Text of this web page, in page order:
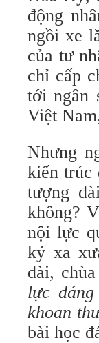
động
ngồi xe
của tư
chỉ cấp
tới ngân
Việt
Nhưng
kiến trúc
tượng
không?
nội lực
kỷ xa
đài,
lực
khoan
bài học